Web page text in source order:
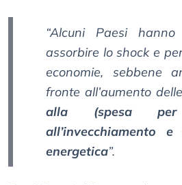
“Alcuni Paesi
assorbire lo shock e
economie, sebbene
fronte all’aumento
alla (spesa
all’invecchiamento
energetica”.